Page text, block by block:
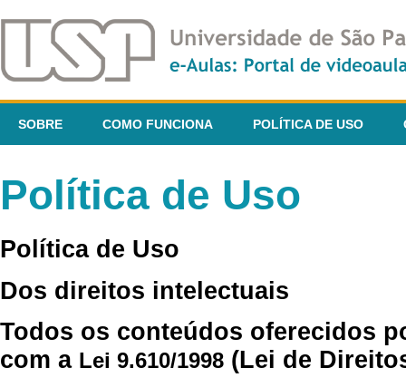
SOBRE COMO FUNCIONA POLÍTICA DE USO
Política de Uso
Política de Uso
Dos direitos intelectuais
Todos os conteúdos oferecidos
com a Lei 9.610/1998 (Lei de